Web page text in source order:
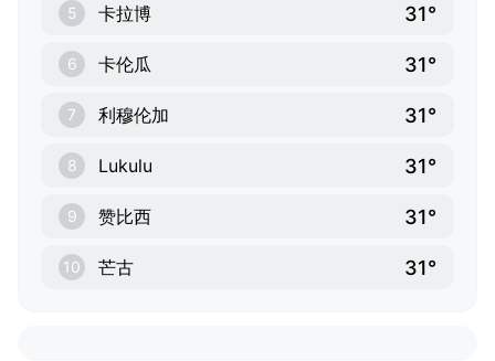
5 卡拉博 31°
6 卡伦瓜 31°
7 利穆伦加 31°
8 Lukulu 31°
9 赞比西 31°
10 芒古 31°